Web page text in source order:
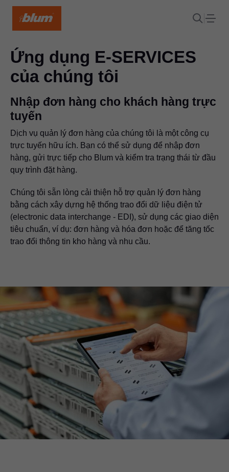
Ứng dụng​ E-SERVICES
của chúng tôi
Nhập đơn hàng cho khách hàng trực
tuyến
Dịch vụ quản lý đơn hàng của chúng tôi là một công cụ
trực tuyến hữu ích. Bạn có thể sử dụng để nhập đơn
hàng, gửi trực tiếp cho Blum và kiểm tra trạng thái từ đầu
quy trình đặt hàng.
Chúng tôi sẵn lòng cải thiện hỗ trợ quản lý đơn hàng
bằng cách xây dựng hệ thống trao đổi dữ liệu điện tử
(electronic data interchange - EDI), sử dụng các giao diện
tiêu chuẩn, ví dụ: đơn hàng và hóa đơn hoặc để tăng tốc
trao đổi thông tin kho hàng và nhu cầu.